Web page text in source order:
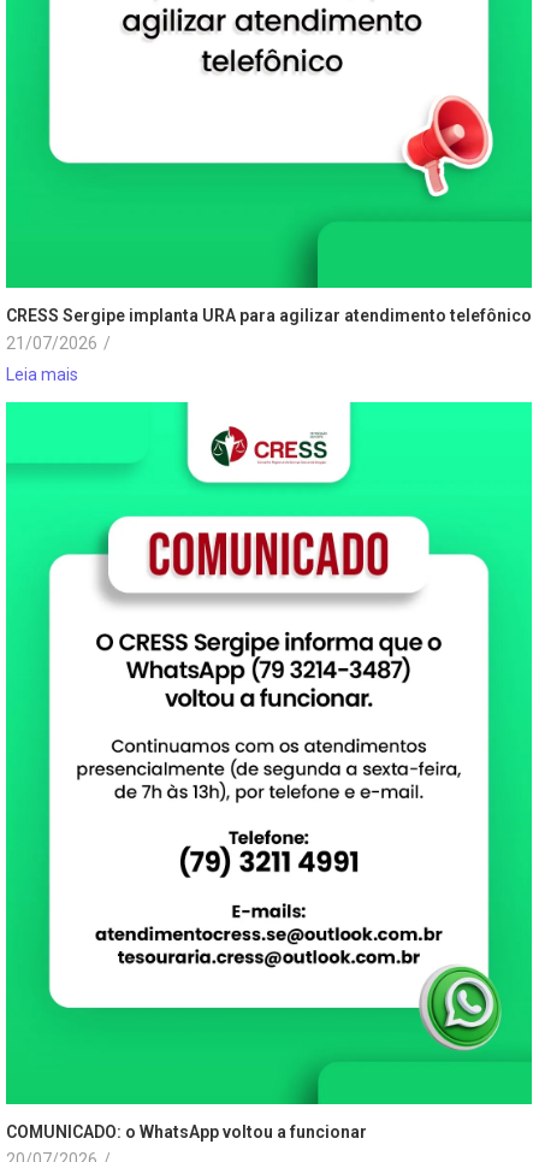
CRESS Sergipe implanta URA para agilizar atendimento telefônico
21/07/2026 /
Leia mais
COMUNICADO: o WhatsApp voltou a funcionar